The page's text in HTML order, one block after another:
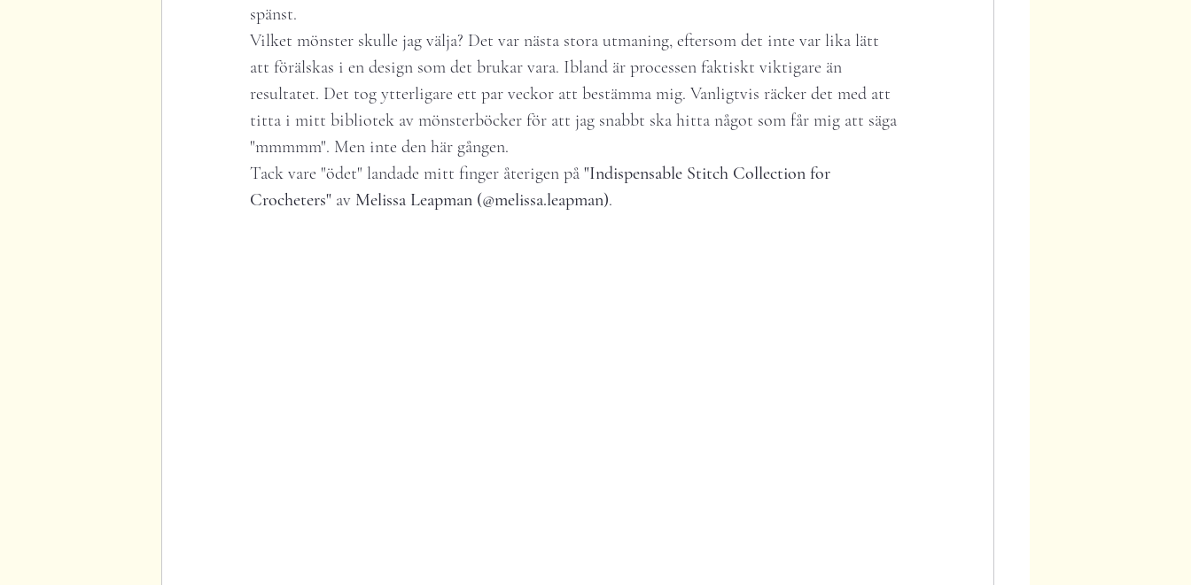
spänst.
Vilket mönster skulle jag välja? Det var nästa stora utmaning, eftersom det inte var lika lätt
att förälskas i en design som det brukar vara. Ibland är processen faktiskt viktigare än
resultatet. Det tog ytterligare ett par veckor att bestämma mig. Vanligtvis räcker det med att
titta i mitt bibliotek av mönsterböcker för att jag snabbt ska hitta något som får mig att säga
"mmmmm". Men inte den här gången.
Tack vare "ödet" landade mitt finger återigen på "Indispensable Stitch Collection for
Crocheters" av Melissa Leapman (@melissa.leapman).